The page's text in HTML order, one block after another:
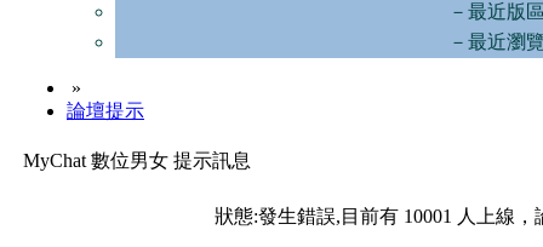
－最近版
－最近瀏
»
論壇提示
MyChat 數位男女 提示訊息
狀態:發生錯誤,目前有 10001 人上線